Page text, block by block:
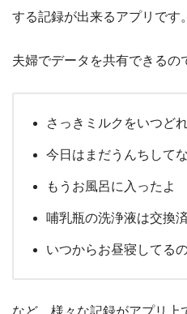
する記録が出来るアプリです。
夫婦でデータを共有できるの
さっきミルクをいつど
今日はまだうんちして
もうお風呂に入ったよ
哺乳瓶の洗浄液は交換
いつからお昼寝してる
など、様々な記録がアプリ上